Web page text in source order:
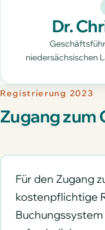
Dr.
niedersächsischen
Registrierung 2023
Zugang zum
Für den Zugang
kostenpflichtige